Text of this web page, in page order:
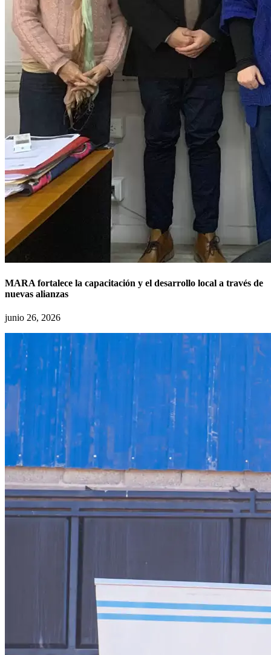
MARA fortalece la capacitación y el desarrollo local a través de
nuevas alianzas
junio 26, 2026